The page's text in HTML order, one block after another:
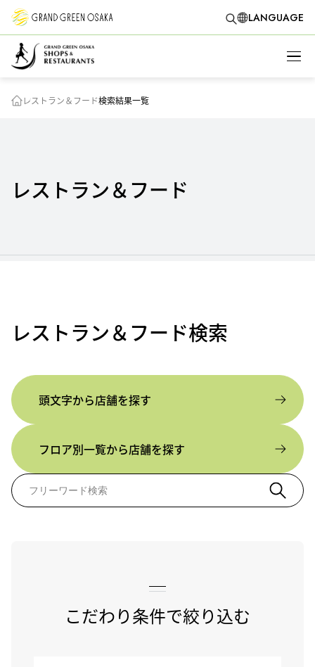
LANGUAGE
レストラン＆フード検索結果一覧
レストラン＆フード
レストラン＆フード検索
頭文字から店舗を探す
フロア別一覧から店舗を探す
こだわり条件で絞り込む